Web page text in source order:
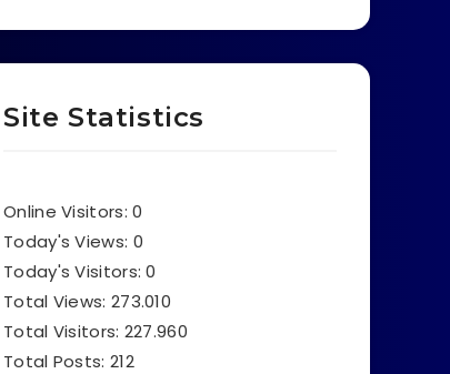
Site Statistics
Online Visitors:0
Today's Views: 0
Today's Visitors:0
Total Views: 273.010
Total Visitors: 227.960
Total Posts: 212